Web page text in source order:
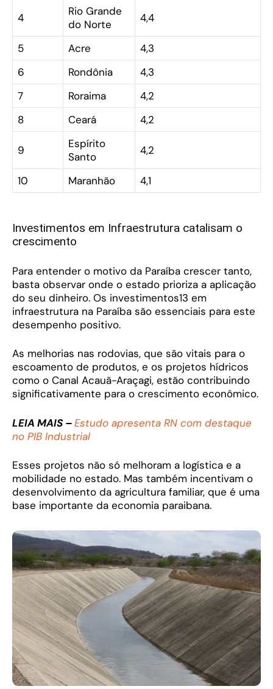
4
Rio Grande
do Norte
4,4
5 Acre
4,3
6
Rondônia
4,3
7
Roraima
4,2
8
Ceará 4,2
9
Espírito
Santo
4,2
10 Maranhão 4,1
Investimentos em Infraestrutura catalisam o
crescimento
Para entender o motivo da Paraíba crescer tanto,
basta observar onde o estado prioriza a aplicação
do seu dinheiro. Os investimentos13 em
infraestrutura na Paraíba são essenciais para este
desempenho positivo.
As melhorias nas rodovias, que são vitais para o
escoamento de produtos, e os projetos hídricos
como o Canal Acauã-Araçagi, estão contribuindo
significativamente para o crescimento econômico.
LEIA MAIS –Estudo apresenta RN com destaque
no PIB Industrial
Esses projetos não só melhoram a logística e a
mobilidade no estado. Mas também incentivam o
desenvolvimento da agricultura familiar, que é uma
base importante da economia paraibana.